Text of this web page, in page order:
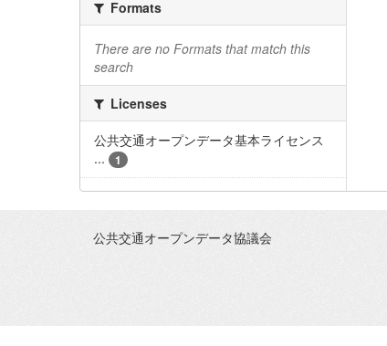
Formats
There are no Formats that match this
search
Licenses
公共交通オープンデータ基本ライセンス
...
1
公共交通オープンデータ協議会